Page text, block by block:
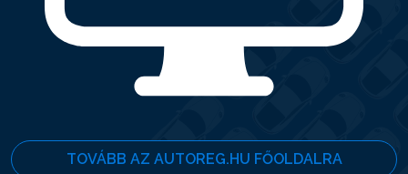
TOVÁBB AZ AUTOREG.HU FŐOLDALRA